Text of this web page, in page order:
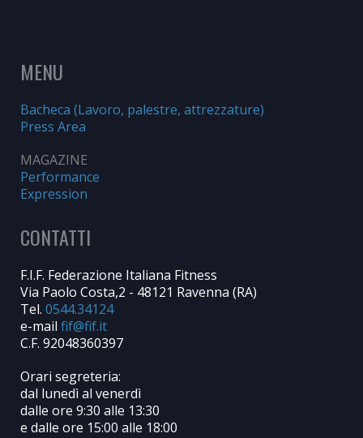
MENU
Bacheca (Lavoro, palestre, attrezzature)
Press Area
MAGAZINE
Performance
Expression
CONTATTI
F.I.F. Federazione Italiana Fitness
Via Paolo Costa,2 - 48121 Ravenna (RA)
Tel. 0544.34124
e-mail
C.F. 92048360397
Orari segreteria:
dal lunedì al venerdì
dalle ore 9:30 alle 13:30
e dalle ore 15:00 alle 18:00